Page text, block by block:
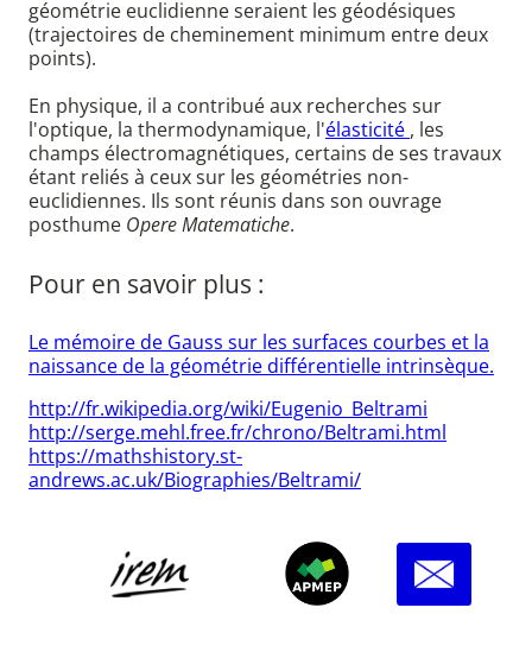
géométrie euclidienne seraient les géodésiques
(trajectoires de cheminement minimum entre deux
points).
En physique, il a contribué aux recherches sur
l'optique, la thermodynamique, l'élasticité , les
champs électromagnétiques, certains de ses travaux
étant reliés à ceux sur les géométries non-
euclidiennes. Ils sont réunis dans son ouvrage
posthume Opere Matematiche.
Pour en savoir plus :
Le mémoire de Gauss sur les surfaces courbes et la
naissance de la géométrie différentielle intrinsèque.
http://fr.wikipedia.org/wiki/Eugenio_Beltrami
http://serge.mehl.free.fr/chrono/Beltrami.html
https://mathshistory.st-
andrews.ac.uk/Biographies/Beltrami/